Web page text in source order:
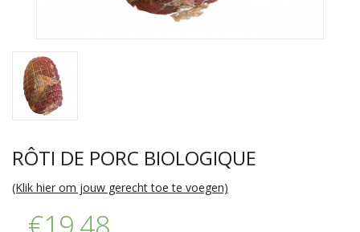
RÔTI DE PORC BIOLOGIQUE
(Klik hier om jouw gerecht toe te voegen)